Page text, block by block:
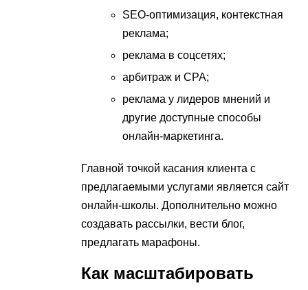
SEO-оптимизация, контекстная
реклама;
реклама в соцсетях;
арбитраж и СРА;
реклама у лидеров мнений и
другие доступные способы
онлайн-маркетинга.
Главной точкой касания клиента с
предлагаемыми услугами является сайт
онлайн-школы. Дополнительно можно
создавать рассылки, вести блог,
предлагать марафоны.
Как масштабировать